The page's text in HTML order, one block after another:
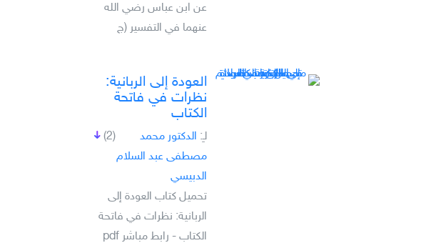
عن ابن عباس رضي الله
عنهما في التفسير (ج
العودة إلى الربانية:
نظرات في فاتحة
الكتاب
(2) لـِ: الدكتور محمد
مصطفى عبد السلام
الدبيسي
تحميل كتاب العودة إلى
الربانية: نظرات في فاتحة
الكتاب - رابط مباشر pdf